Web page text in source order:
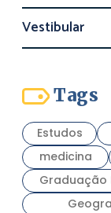
Vestibular
Tags
Estudos
medicina
Graduação